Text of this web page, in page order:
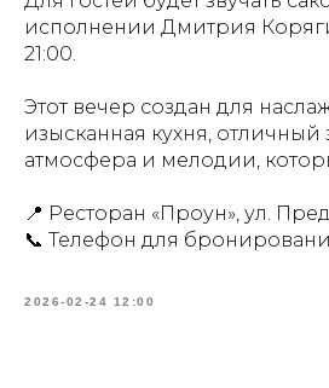
исполнении Дмитрия
21:00.
Этот вечер создан для
изысканная кухня, отличный
атмосфера и мелодии,
📍 Ресторан «Проун», ул.
📞 Телефон для
2026-02-24 12:00